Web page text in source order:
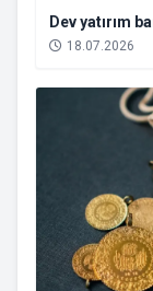
Dev yatırım
18.07.2026